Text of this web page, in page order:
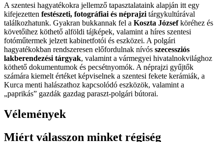
A szentesi hagyatékokra jellemző tapasztalataink alapján itt egy
kifejezetten festészeti, fotográfiai és néprajzi tárgykultúrával
találkozhatunk. Gyakran bukkannak fel a Koszta Józsefköréhez és
követőihez köthető alföldi tájképek, valamint a híres szentesi
fotóműtermek jelzett kabinetfotói és eszközei. A polgári
hagyatékokban rendszeresen előfordulnak nívós szecessziós
lakberendezési tárgyak, valamint a vármegyei hivatalnokvilághoz
köthető dokumentumok és pecsétnyomók. A néprajzi gyűjtők
számára kiemelt értéket képviselnek a szentesi fekete kerámiák, a
Kurca menti halászathoz kapcsolódó eszközök, valamint a
„paprikás” gazdák gazdag paraszt-polgári bútorai.
Vélemények
Miért válasszon minket régiség